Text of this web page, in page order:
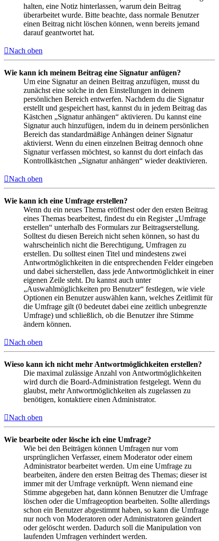
halten, eine Notiz hinterlassen, warum dein Beitrag
überarbeitet wurde. Bitte beachte, dass normale Benutzer
einen Beitrag nicht löschen können, wenn bereits jemand
darauf geantwortet hat.
Nach oben
Wie kann ich meinem Beitrag eine Signatur anfügen?
Um eine Signatur an deinen Beitrag anzufügen, musst du
zunächst eine solche in den Einstellungen in deinem
persönlichen Bereich entwerfen. Nachdem du die Signatur
erstellt und gespeichert hast, kannst du in jedem Beitrag das
Kästchen „Signatur anhängen“ aktivieren. Du kannst eine
Signatur auch hinzufügen, indem du in deinem persönlichen
Bereich das standardmäßige Anhängen deiner Signatur
aktivierst. Wenn du einen einzelnen Beitrag dennoch ohne
Signatur verfassen möchtest, so kannst du dort einfach das
Kontrollkästchen „Signatur anhängen“ wieder deaktivieren.
Nach oben
Wie kann ich eine Umfrage erstellen?
Wenn du ein neues Thema eröffnest oder den ersten Beitrag
eines Themas bearbeitest, findest du ein Register „Umfrage
erstellen“ unterhalb des Formulars zur Beitragserstellung.
Solltest du diesen Bereich nicht sehen können, so hast du
wahrscheinlich nicht die Berechtigung, Umfragen zu
erstellen. Du solltest einen Titel und mindestens zwei
Antwortmöglichkeiten in die entsprechenden Felder eingeben
und dabei sicherstellen, dass jede Antwortmöglichkeit in einer
eigenen Zeile steht. Du kannst auch unter
„Auswahlmöglichkeiten pro Benutzer“ festlegen, wie viele
Optionen ein Benutzer auswählen kann, welches Zeitlimit für
die Umfrage gilt (0 bedeutet dabei eine zeitlich unbegrenzte
Umfrage) und schließlich, ob die Benutzer ihre Stimme
ändern können.
Nach oben
Wieso kann ich nicht mehr Antwortmöglichkeiten erstellen?
Die maximal zulässige Anzahl von Antwortmöglichkeiten
wird durch die Board-Administration festgelegt. Wenn du
glaubst, mehr Antwortmöglichkeiten als zugelassen zu
benötigen, kontaktiere einen Administrator.
Nach oben
Wie bearbeite oder lösche ich eine Umfrage?
Wie bei den Beiträgen können Umfragen nur vom
ursprünglichen Verfasser, einem Moderator oder einem
Administrator bearbeitet werden. Um eine Umfrage zu
bearbeiten, ändere den ersten Beitrag des Themas; dieser ist
immer mit der Umfrage verknüpft. Wenn niemand eine
Stimme abgegeben hat, dann können Benutzer die Umfrage
löschen oder die Umfrageoption bearbeiten. Sollte allerdings
schon ein Benutzer abgestimmt haben, so kann die Umfrage
nur noch von Moderatoren oder Administratoren geändert
oder gelöscht werden. Dadurch soll die Manipulation von
laufenden Umfragen verhindert werden.